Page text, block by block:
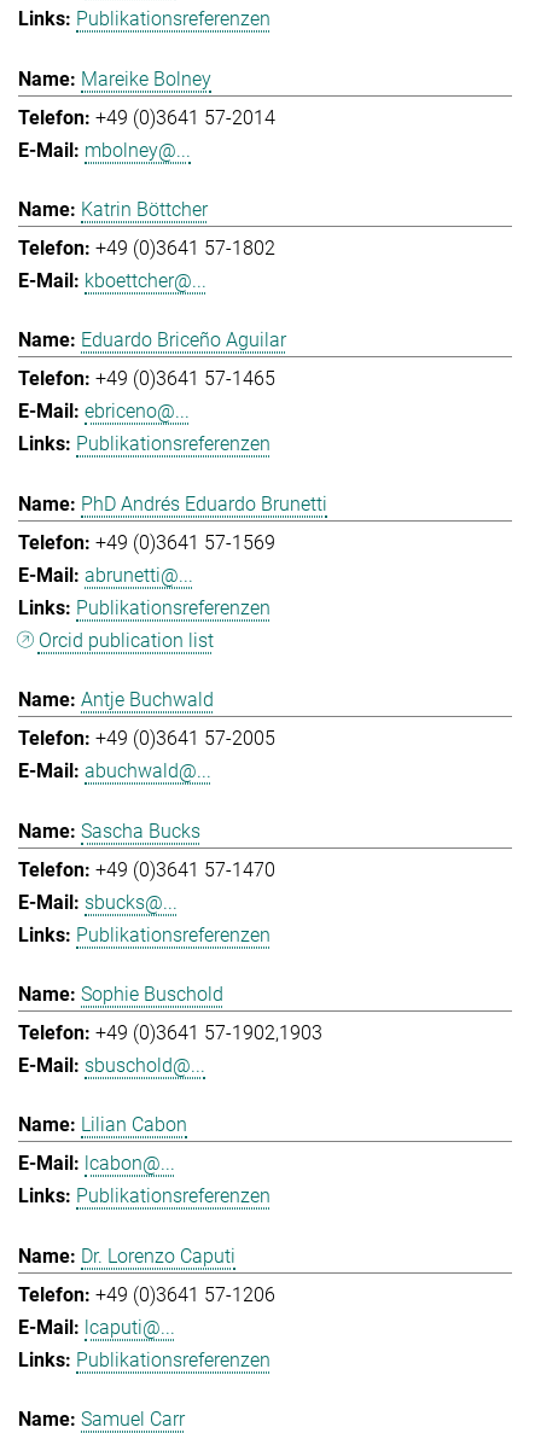
Publikationsreferenzen
Mareike Bolney
+49 (0)3641 57-2014
mbolney@...
Katrin Böttcher
+49 (0)3641 57-1802
kboettcher@...
Eduardo Briceño Aguilar
+49 (0)3641 57-1465
ebriceno@...
Publikationsreferenzen
PhD Andrés Eduardo Brunetti
+49 (0)3641 57-1569
abrunetti@...
Publikationsreferenzen
Orcid publication list
Antje Buchwald
+49 (0)3641 57-2005
abuchwald@...
Sascha Bucks
+49 (0)3641 57-1470
sbucks@...
Publikationsreferenzen
Sophie Buschold
+49 (0)3641 57-1902,1903
sbuschold@...
Lilian Cabon
lcabon@...
Publikationsreferenzen
Dr. Lorenzo Caputi
+49 (0)3641 57-1206
lcaputi@...
Publikationsreferenzen
Samuel Carr